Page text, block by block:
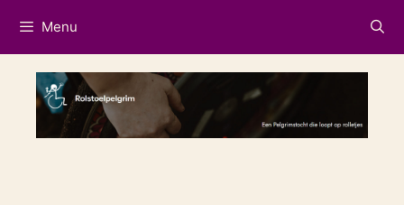
naar
de
inhoud
Menu